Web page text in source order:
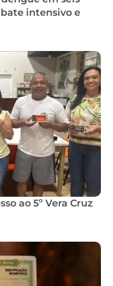
intensivo e
ao 5º Vera Cruz